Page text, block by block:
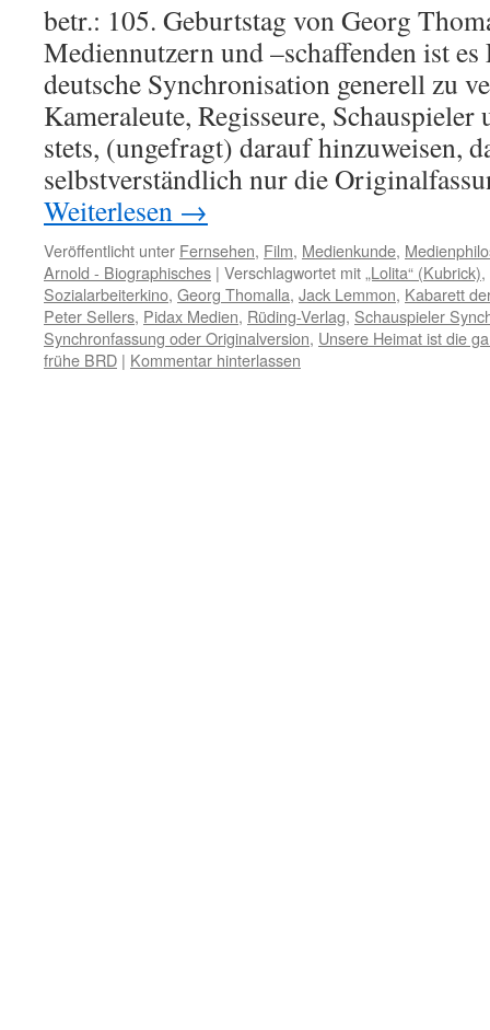
betr.: 105. Geburtstag von Georg
Mediennutzern und –schaffenden ist es
deutsche Synchronisation generell zu
Kameraleute, Regisseure,
stets, (ungefragt) darauf hinzuweisen,
selbstverständlich nur die
Weiterlesen →
Veröffentlicht unter Fernsehen, Film, Medienkunde,
Arnold - Biographisches | Verschlagwortet mit „Lolita“ (Kubrick),
Sozialarbeiterkino, Georg Thomalla, Jack Lemmon, Kabarett
Peter Sellers, Pidax Medien, Rüding-Verlag, Schauspieler
Synchronfassung oder Originalversion, Unsere Heimat ist die
frühe BRD | Kommentar hinterlassen